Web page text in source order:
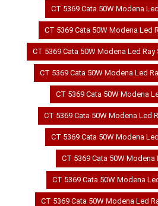
CT 5369 Cata 50W Modena
CT 5369 Cata 50W Modena Led
CT 5369 Cata 50W Modena Led Ray
CT 5369 Cata 50W Modena Led
CT 5369 Cata 50W Modena
CT 5369 Cata 50W Modena Led
CT 5369 Cata 50W Modena
CT 5369 Cata 50W Modena
CT 5369 Cata 50W Modena
CT 5369 Cata 50W Modena Led